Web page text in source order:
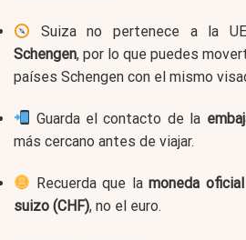
Suiza no pertenece a la
Schengen, por lo que puedes
países Schengen con el mismo
Guarda el contacto de la
más cercano antes de viajar.
Recuerda que lamoneda oficial
suizo (CHF), no el euro.